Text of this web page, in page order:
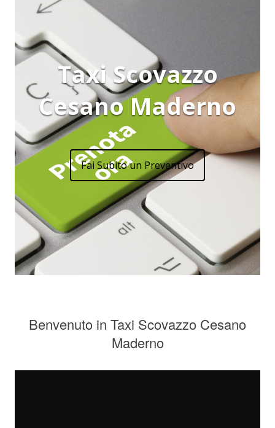
Taxi Scovazzo
Cesano Maderno
Fai Subito un Preventivo
Benvenuto in Taxi Scovazzo Cesano
Maderno